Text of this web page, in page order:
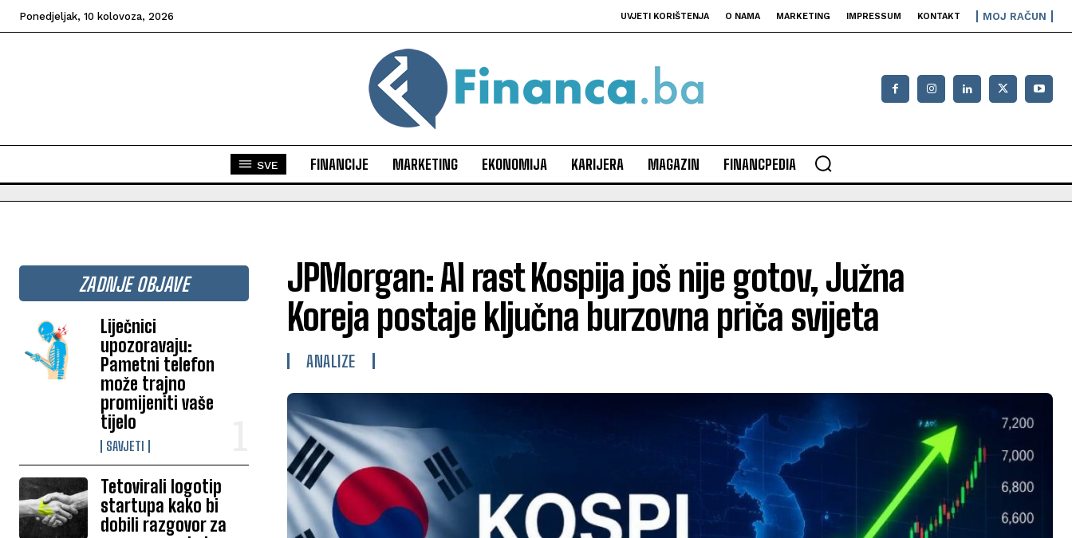
Ponedjeljak, 10 kolovoza, 2026 UVJETI KORIŠTENJA O NAMA MARKETING IMPRESSUM KONTAKT MOJ RAČUN
SVE FINANCIJE MARKETING EKONOMIJA KARIJERA MAGAZIN FINANCPEDIA
ZADNJE OBJAVE
Liječnici
upozoravaju:
Pametni telefon
može trajno
promijeniti vaše
tijelo
SAVJETI
Tetovirali logotip
startupa kako bi
dobili razgovor za
JPMorgan: AI rast Kospija još nije gotov, Južna
Koreja postaje ključna burzovna priča svijeta
ANALIZE